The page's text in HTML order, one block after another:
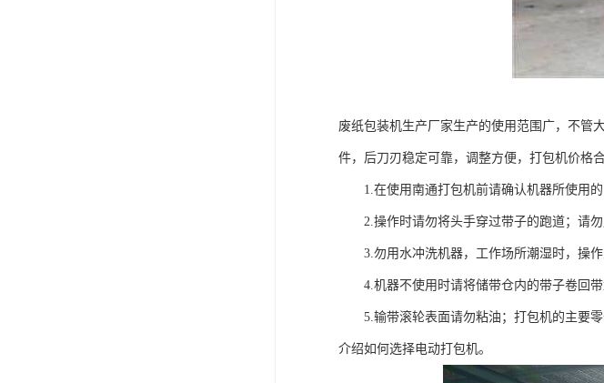
废纸包装机生产厂家生产的使用范围广，不管
件，后刀刃稳定可靠，调整方便，打包机价格
1.在使用南通打包机前请确认机器所使用的
2.操作时请勿将头手穿过带子的跑道；请勿
3.勿用水冲洗机器，工作场所潮湿时，操作
4.机器不使用时请将储带仓内的带子卷回带
5.输带滚轮表面请勿粘油；打包机的主要零
介绍如何选择电动打包机。